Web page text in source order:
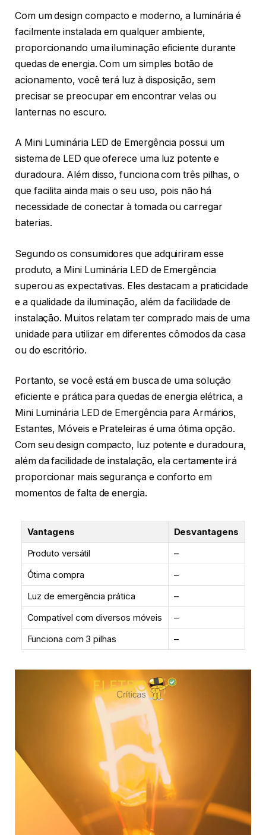
Com um design compacto e moderno, a luminária é
facilmente instalada em qualquer ambiente,
proporcionando uma iluminação eficiente durante
quedas de energia. Com um simples botão de
acionamento, você terá luz à disposição, sem
precisar se preocupar em encontrar velas ou
lanternas no escuro.
A Mini Luminária LED de Emergência possui um
sistema de LED que oferece uma luz potente e
duradoura. Além disso, funciona com três pilhas, o
que facilita ainda mais o seu uso, pois não há
necessidade de conectar à tomada ou carregar
baterias.
Segundo os consumidores que adquiriram esse
produto, a Mini Luminária LED de Emergência
superou as expectativas. Eles destacam a praticidade
e a qualidade da iluminação, além da facilidade de
instalação. Muitos relatam ter comprado mais de uma
unidade para utilizar em diferentes cômodos da casa
ou do escritório.
Portanto, se você está em busca de uma solução
eficiente e prática para quedas de energia elétrica, a
Mini Luminária LED de Emergência para Armários,
Estantes, Móveis e Prateleiras é uma ótima opção.
Com seu design compacto, luz potente e duradoura,
além da facilidade de instalação, ela certamente irá
proporcionar mais segurança e conforto em
momentos de falta de energia.
Vantagens
Desvantagens
Produto versátil
–
Ótima compra
–
Luz de emergência prática
–
Compatível com diversos móveis
–
Funciona com 3 pilhas
–